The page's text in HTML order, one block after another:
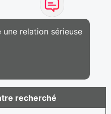
relation sérieuse
recherché